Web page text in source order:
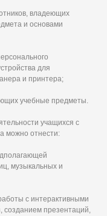
владеющих
и основами
для
и принтера;
учебные предметы.
учащихся с
можно отнести:
музыкальных и
с интерактивными
созданием презентаций,